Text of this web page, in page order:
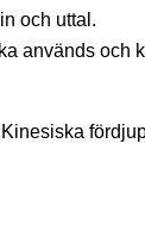
och uttal.
används och